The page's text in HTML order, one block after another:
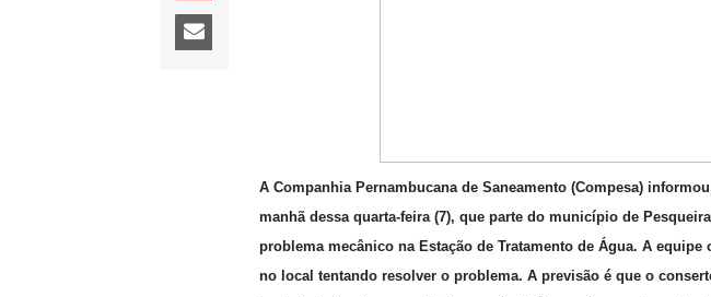
A Companhia Pernambucana de Saneamento (Compesa)
manhã dessa quarta-feira (7), que parte do município de
problema mecânico na Estação de Tratamento de Água. A
no local tentando resolver o problema. A previsão é que o